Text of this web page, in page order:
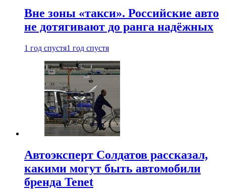
Вне зоны «такси». Российские авто
не дотягивают до ранга надёжных
1 год спустя1 год спустя
Автоэксперт Солдатов рассказал,
какими могут быть автомобили
бренда Tenet